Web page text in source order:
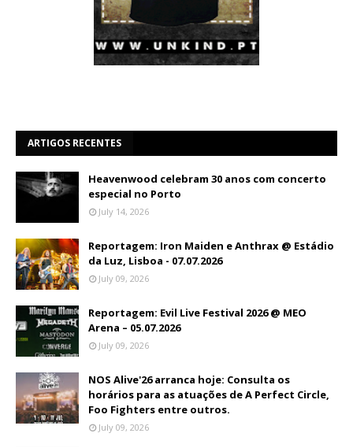
ARTIGOS RECENTES
Heavenwood celebram 30 anos com concerto
especial no Porto
July 14, 2026
Reportagem: Iron Maiden e Anthrax @ Estádio
da Luz, Lisboa - 07.07.2026
July 09, 2026
Reportagem: Evil Live Festival 2026 @ MEO
Arena – 05.07.2026
July 09, 2026
NOS Alive'26 arranca hoje: Consulta os
horários para as atuações de A Perfect Circle,
Foo Fighters entre outros.
July 09, 2026